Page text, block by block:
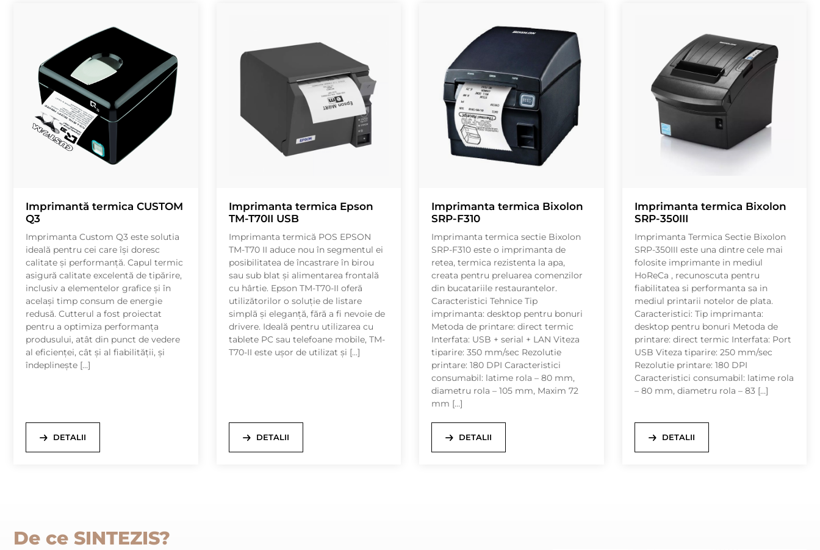
Imprimantă termica CUSTOM
Q3
Imprimanta Custom Q3 este solutia
ideală pentru cei care își doresc
calitate și performanță. Capul termic
asigură calitate excelentă de tipărire,
inclusiv a elementelor grafice și în
același timp consum de energie
redusă. Cutterul a fost proiectat
pentru a optimiza performanța
produsului, atât din punct de vedere
al eficienței, cât și al fiabilității, și
îndeplinește […]
DETALII
Imprimanta termica Epson
TM-T70II USB
Imprimanta termică POS EPSON
TM-T70 II aduce nou în segmentul ei
posibilitatea de încastrare în birou
sau sub blat și alimentarea frontală
cu hârtie. Epson TM-T70-II oferă
utilizătorilor o soluție de listare
simplă și eleganță, fără a fi nevoie de
drivere. Ideală pentru utilizarea cu
tablete PC sau telefoane mobile, TM-
T70-II este ușor de utilizat și […]
DETALII
Imprimanta termica Bixolon
SRP-F310
Imprimanta termica sectie Bixolon
SRP-F310 este o imprimanta de
retea, termica rezistenta la apa,
creata pentru preluarea comenzilor
din bucatariile restaurantelor.
Caracteristici Tehnice Tip
imprimanta: desktop pentru bonuri
Metoda de printare: direct termic
Interfata: USB + serial + LAN Viteza
tiparire: 350 mm/sec Rezolutie
printare: 180 DPI Caracteristici
consumabil: latime rola – 80 mm,
diametru rola – 105 mm, Maxim 72
mm […]
DETALII
Imprimanta termica Bixolon
SRP-350III
Imprimanta Termica Sectie Bixolon
SRP-350III este una dintre cele mai
folosite imprimante in mediul
HoReCa , recunoscuta pentru
fiabilitatea si performanta sa in
mediul printarii notelor de plata.
Caracteristici: Tip imprimanta:
desktop pentru bonuri Metoda de
printare: direct termic Interfata: Port
USB Viteza tiparire: 250 mm/sec
Rezolutie printare: 180 DPI
Caracteristici consumabil: latime rola
– 80 mm, diametru rola – 83 […]
DETALII
De ce SINTEZIS?